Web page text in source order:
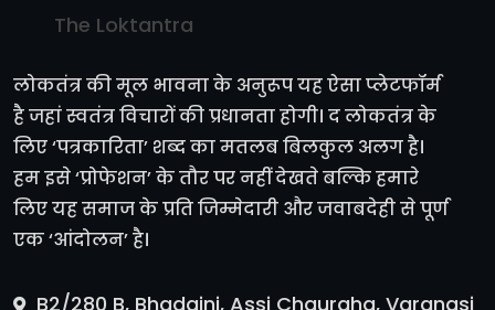
The Loktantra
लोकतंत्र की मूल भावना के अनुरूप यह ऐसा प्लेटफॉर्म
है जहां स्वतंत्र विचारों की प्रधानता होगी। द लोकतंत्र के
लिए ‘पत्रकारिता’ शब्द का मतलब बिलकुल अलग है।
हम इसे ‘प्रोफेशन’ के तौर पर नहीं देखते बल्कि हमारे
लिए यह समाज के प्रति जिम्मेदारी और जवाबदेही से पूर्ण
एक ‘आंदोलन’ है।
B2/280 B, Bhadaini, Assi Chauraha, Varanasi